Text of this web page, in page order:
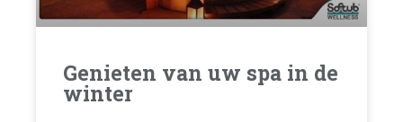
Genieten van uw spa in de
winter